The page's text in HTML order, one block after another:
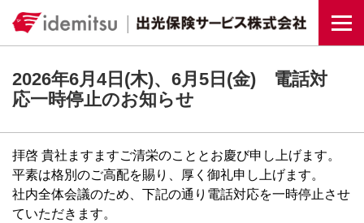
2026年6月4日(木)、6月5日(金) 電話対
応一時停止のお知らせ
拝啓 貴社ますますご清栄のこととお慶び申し上げます。
平素は格別のご高配を賜り、厚く御礼申し上げます。
社内全体会議のため、下記の通り電話対応を一時停止させ
ていただきます。